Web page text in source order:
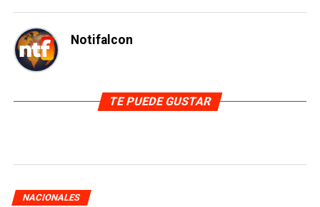
Notifalcon
TE PUEDE GUSTAR
NACIONALES